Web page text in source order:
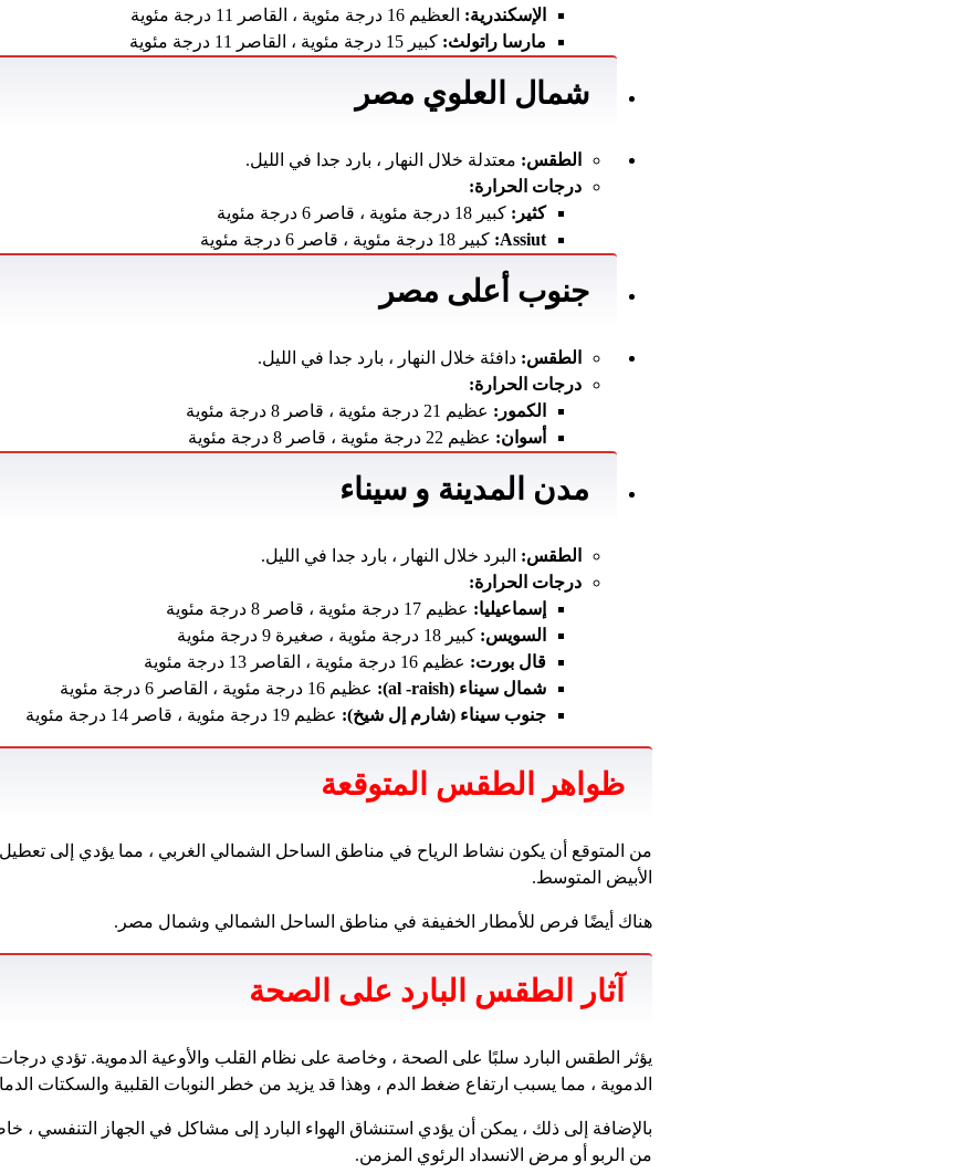
الإسكندرية: العظيم 16 درجة مئوية ، القاصر 11 درجة مئوية
مارسا راتولث: كبير 15 درجة مئوية ، القاصر 11 درجة مئوية
شمال العلوي مصر
الطقس: معتدلة خلال النهار ، بارد جدا في الليل.
درجات الحرارة:
كثير: كبير 18 درجة مئوية ، قاصر 6 درجة مئوية
Assiut: كبير 18 درجة مئوية ، قاصر 6 درجة مئوية
جنوب أعلى مصر
الطقس: دافئة خلال النهار ، بارد جدا في الليل.
درجات الحرارة:
الكمور: عظيم 21 درجة مئوية ، قاصر 8 درجة مئوية
أسوان: عظيم 22 درجة مئوية ، قاصر 8 درجة مئوية
مدن المدينة و سيناء
الطقس: البرد خلال النهار ، بارد جدا في الليل.
درجات الحرارة:
إسماعيليا: عظيم 17 درجة مئوية ، قاصر 8 درجة مئوية
السويس: كبير 18 درجة مئوية ، صغيرة 9 درجة مئوية
قال بورت: عظيم 16 درجة مئوية ، القاصر 13 درجة مئوية
شمال سيناء (al -raish):
عظيم 16 درجة مئوية ، القاصر 6 درجة مئوية
جنوب سيناء (شارم إل شيخ): عظيم 19 درجة مئوية ، قاصر 14 درجة مئوية
ظواهر الطقس المتوقعة
من المتوقع أن يكون نشاط الرياح في مناطق الساحل الشمالي الغربي ، مما يؤدي إلى تعطيل
الأبيض المتوسط.
هناك أيضًا فرص للأمطار الخفيفة في مناطق الساحل الشمالي وشمال مصر.
آثار الطقس البارد على الصحة
يؤثر الطقس البارد سلبًا على الصحة ، وخاصة على نظام القلب والأوعية الدموية. تؤدي درجات
الدموية ، مما يسبب ارتفاع ضغط الدم ، وهذا قد يزيد من خطر النوبات القلبية والسكتات
بالإضافة إلى ذلك ، يمكن أن يؤدي استنشاق الهواء البارد إلى مشاكل في الجهاز التنفسي ،
من الربو أو مرض الانسداد الرئوي المزمن.